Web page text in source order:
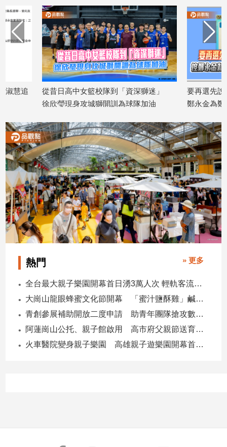
築/
室
內
遊/
美
星
座/
命
理
消
費
健
康/
親
子/
感
／
文
／
電
從昔日高中女籃校隊到「資深獅迷」
徐欣瑩現身攻城獅開訓為球隊加油
要再選先說清4000萬
鄭永金為鄭朝方2018
2026/08/07
熱門 » 更多
全台最大親子樂園開幕首日湧3萬人次 輕軌客流增20倍
大崗山龍眼蜂蜜文化節開幕 「蜜汁鹽酥雞」鹹甜跨界搶話題
青創參展補助開放二度申請 助青年團隊搶攻數位轉型商機
阿蓮崗山公托、親子館啟用 高市府父親節送育兒暖禮
火車醫院變身親子樂園 高雄親子遊樂園開幕首日爆棚